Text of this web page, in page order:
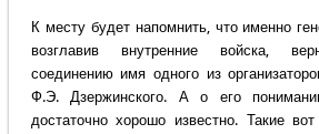
К месту будет напомнить, что именно
возглавив внутренние войска,
соединению имя одного из
Ф.Э. Дзержинского. А о его
достаточно хорошо известно. Такие